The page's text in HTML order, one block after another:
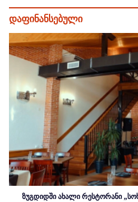
დაფინანსებული
ზუგდიდში ახალი რესტორანი